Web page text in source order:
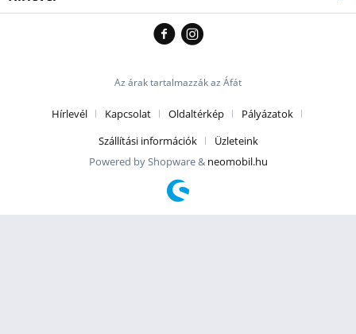
Az árak tartalmazzák az Áfát
Hírlevél Kapcsolat Oldaltérkép
Pályázatok
Szállítási információk
Üzleteink
Powered by Shopware & neomobil.hu